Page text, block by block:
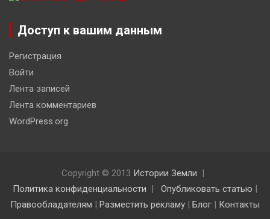
Доступ к вашим данным
Регистрация
Войти
Лента записей
Лента комментариев
WordPress.org
Copyright © 2013 Истории Земли
Политика конфиденциальности
Опубликовать статью |
Правообладателям | Разместить рекламу | Блог | Контакты